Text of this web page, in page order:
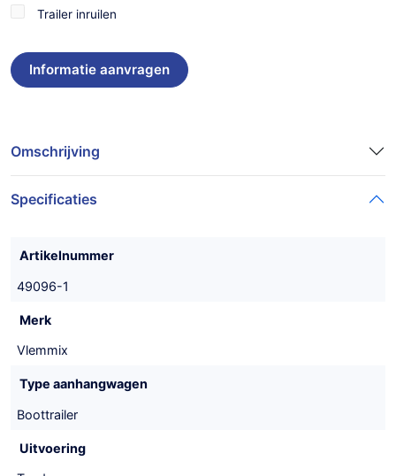
TrailerTrailer inruilen
Omschrijving
Specificaties
Artikelnummer
49096-1
Merk
Vlemmix
Type aanhangwagen
Boottrailer
Uitvoering